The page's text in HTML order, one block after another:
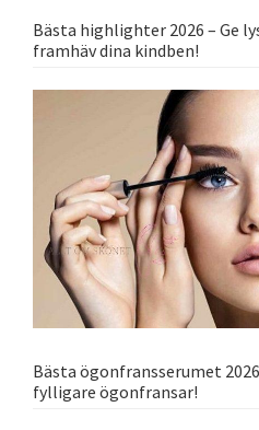
Bästa highlighter 2026 – Ge
framhäv dina kindben!
Bästa ögonfransserumet
fylligare ögonfransar!